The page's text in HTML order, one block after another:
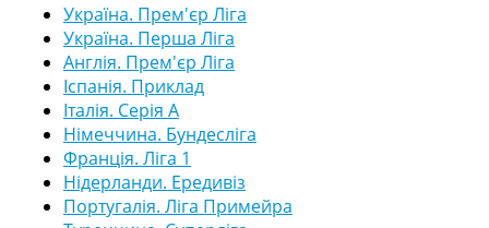
Україна. Прем'єр Ліга
Україна. Перша Ліга
Англія. Прем'єр Ліга
Іспанія. Приклад
Італія. Серія А
Німеччина. Бундесліга
Франція. Ліга 1
Нідерланди. Ередивіз
Португалія. Ліга Примейра